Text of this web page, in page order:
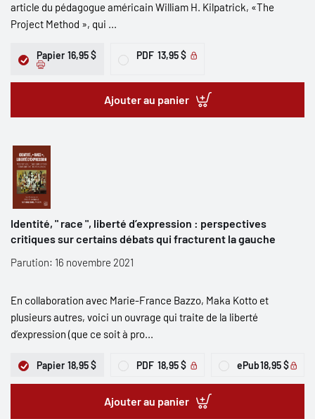
article du pédagogue américain William H. Kilpatrick, «The
Project Method », qui ...
Papier 16,95 $ PDF 13,95 $
Ajouter au panier
Identité, " race ", liberté d’expression : perspectives
critiques sur certains débats qui fracturent la gauche
Parution: 16 novembre 2021
En collaboration avec Marie-France Bazzo, Maka Kotto et
plusieurs autres, voici un ouvrage qui traite de la liberté
d’expression (que ce soit à pro...
Papier 18,95 $ PDF 18,95 $ ePub18,95 $
Ajouter au panier